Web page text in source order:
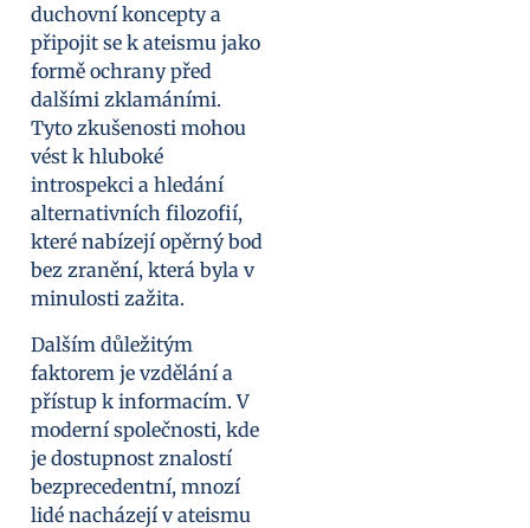
duchovní koncepty a
připojit se k ateismu jako
formě ochrany před
dalšími zklamáními.
Tyto zkušenosti mohou
vést k hluboké
introspekci a hledání
alternativních filozofií,
které nabízejí opěrný bod
bez zranění, která byla v
minulosti zažita.
Dalším důležitým
faktorem je vzdělání a
přístup k informacím. V
moderní společnosti, kde
je dostupnost znalostí
bezprecedentní, mnozí
lidé nacházejí v ateismu